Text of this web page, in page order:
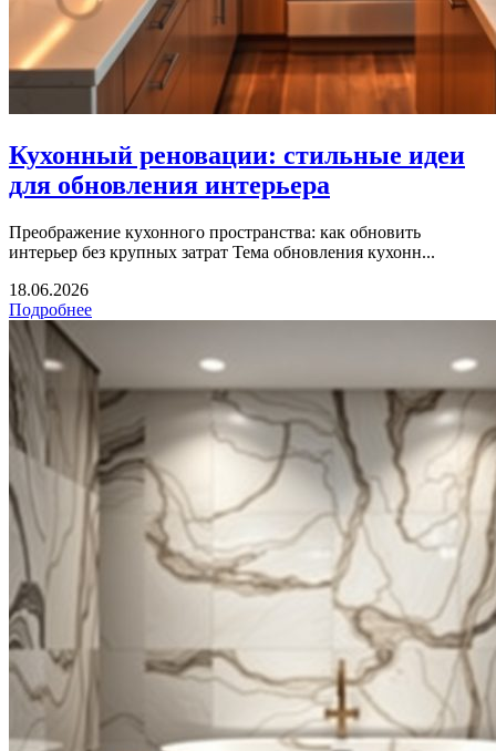
Кухонный реновации: стильные идеи
для обновления интерьера
Преображение кухонного пространства: как обновить
интерьер без крупных затрат Тема обновления кухонн...
18.06.2026
Подробнее